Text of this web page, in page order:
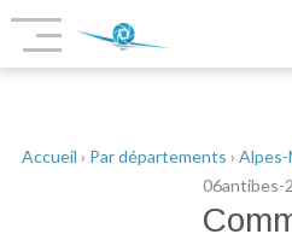
Accueil › Par départements › Alpes-
06antibes-